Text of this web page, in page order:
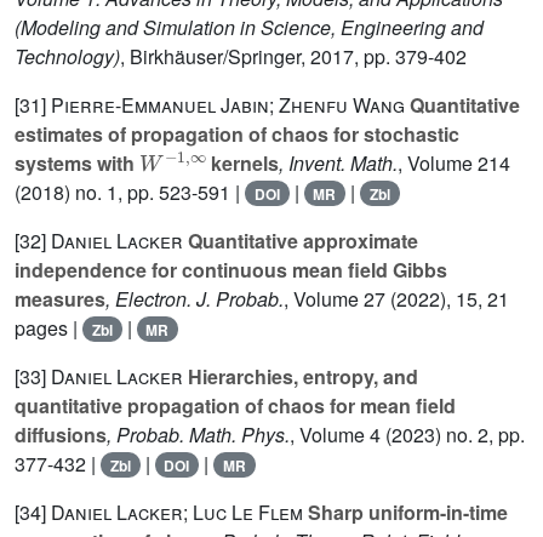
(Modeling and Simulation in Science, Engineering and
Technology), Birkhäuser/Springer, 2017, pp. 379-402
[31] Pierre-Emmanuel Jabin; Zhenfu Wang Quantitative
estimates of propagation of chaos for stochastic
systems with
W-1,∞
kernels, Invent. Math., Volume 214
(2018) no. 1, pp. 523-591 |
DOI | MR | Zbl
[32] Daniel Lacker Quantitative approximate
independence for continuous mean field Gibbs
measures, Electron. J. Probab., Volume 27 (2022), 15, 21
pages |
Zbl | MR
[33] Daniel Lacker Hierarchies, entropy, and
quantitative propagation of chaos for mean field
diffusions, Probab. Math. Phys., Volume 4 (2023) no. 2, pp.
377-432 |
Zbl | DOI | MR
[34] Daniel Lacker; Luc Le Flem Sharp uniform-in-time